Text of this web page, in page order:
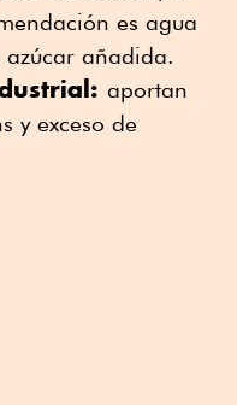
es agua
añadida.
aportan
y exceso de